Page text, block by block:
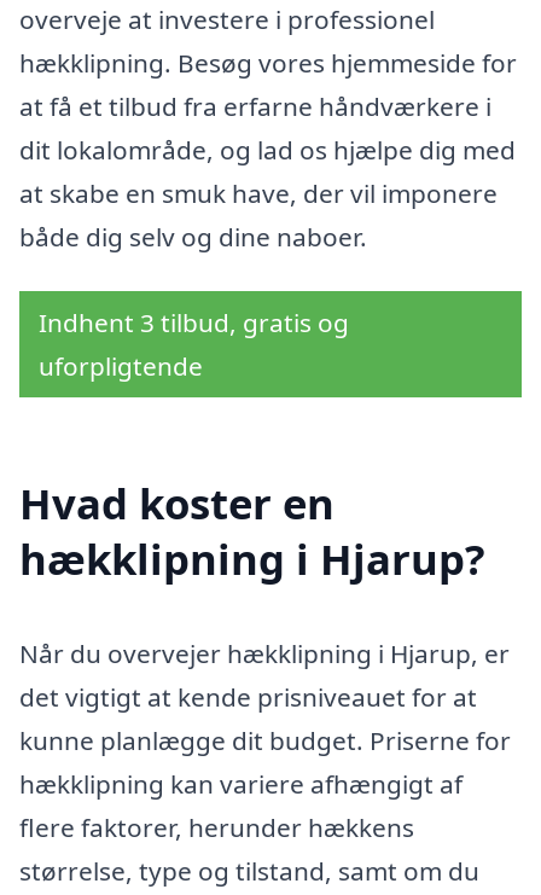
overveje at investere i professionel
hækklipning. Besøg vores hjemmeside for
at få et tilbud fra erfarne håndværkere i
dit lokalområde, og lad os hjælpe dig med
at skabe en smuk have, der vil imponere
både dig selv og dine naboer.
Indhent 3 tilbud, gratis og
uforpligtende
Hvad koster en
hækklipning i Hjarup?
Når du overvejer hækklipning i Hjarup, er
det vigtigt at kende prisniveauet for at
kunne planlægge dit budget. Priserne for
hækklipning kan variere afhængigt af
flere faktorer, herunder hækkens
størrelse, type og tilstand, samt om du